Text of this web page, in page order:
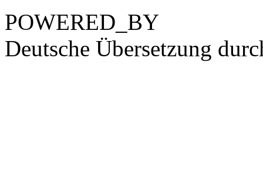
POWERED_BY
Deutsche Übersetzung